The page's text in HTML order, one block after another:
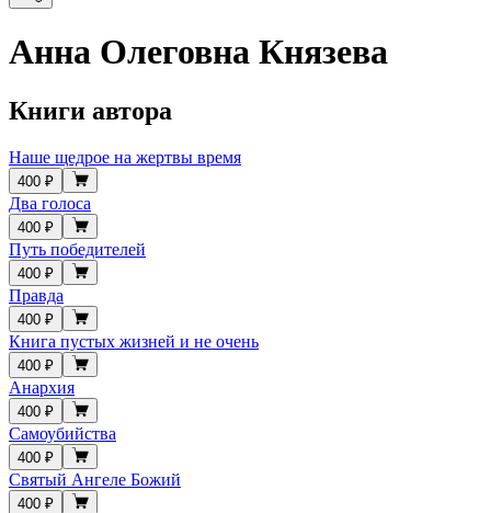
Анна Олеговна Князева
Книги автора
Наше щедрое на жертвы время
400 ₽
Два голоса
400 ₽
Путь победителей
400 ₽
Правда
400 ₽
Книга пустых жизней и не очень
400 ₽
Анархия
400 ₽
Самоубийства
400 ₽
Святый Ангеле Божий
400 ₽